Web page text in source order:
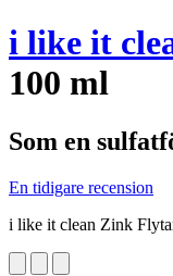
i like it
100 ml
Som en
En tidigare recension
i like it clean Zink